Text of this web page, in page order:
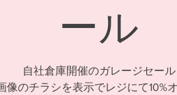
ール
自社倉庫開催のガレージセール
像のチラシを表示でレジにて10%オ